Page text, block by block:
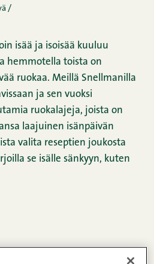
/
isää ja isoisää kuuluu
hemmotella toista on
ruokaa. Meillä Snellmanilla
ja sen vuoksi
ruokalajeja, joista on
laajuinen isänpäivän
valita reseptien joukosta
se isälle sänkyyn, kuten